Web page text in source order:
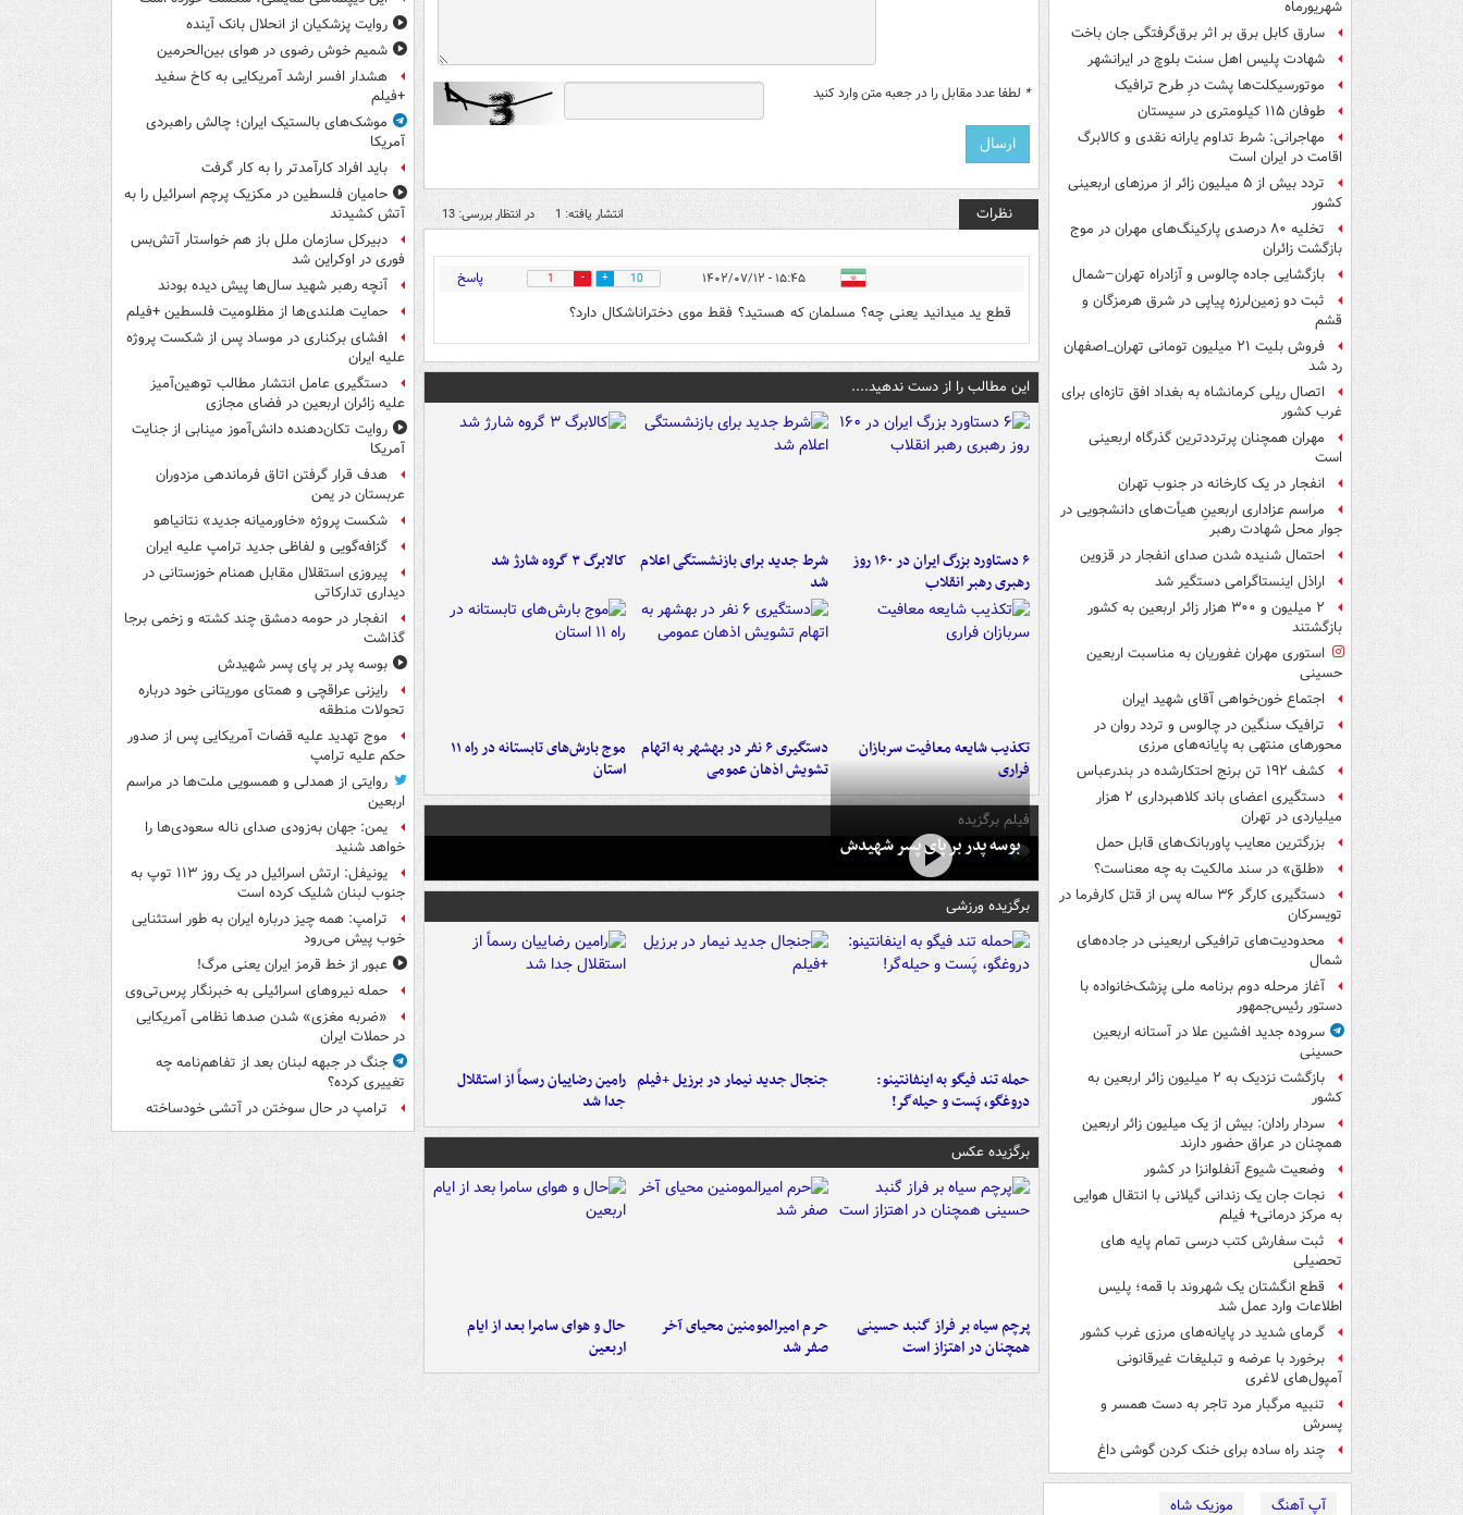
شهریورماه
سارق کابل برق بر اثر برق‌گرفتگی جان باخت
شهادت پلیس اهل سنت بلوچ در ایرانشهر
موتورسیکلت‌ها پشت درِ طرح ترافیک
طوفان ۱۱۵ کیلومتری در سیستان
مهاجرانی: شرط تداوم یارانه نقدی و کالابرگ
اقامت در ایران است
تردد بیش از ۵ میلیون زائر از مرزهای اربعینی
کشور
تخلیه ۸۰ درصدی پارکینگ‌های مهران در موج
بازگشت زائران
بازگشایی جاده چالوس و آزادراه تهران–شمال
ثبت دو زمین‌لرزه پیاپی در شرق هرمزگان و
قشم
فروش بلیت ۲۱ میلیون تومانی تهران_اصفهان
رد شد
اتصال ریلی کرمانشاه به بغداد افق تازه‌ای برای
غرب کشور
مهران همچنان پرترددترین گذرگاه اربعینی
است
انفجار در یک کارخانه در جنوب تهران
مراسم عزاداری اربعینِ هیأت‌های دانشجویی در
جوار محل شهادت رهبر
احتمال شنیده شدن صدای انفجار در قزوین
اراذل اینستاگرامی دستگیر شد
۲ میلیون و ۳۰۰ هزار زائر اربعین به کشور
بازگشتند
استوری مهران غفوریان به مناسبت اربعین
حسینی
اجتماع خون‌خواهی آقای شهید ایران
ترافیک سنگین در چالوس و تردد روان در
محورهای منتهی به پایانه‌های مرزی
کشف ۱۹۲ تن برنج احتکارشده در بندرعباس
دستگیری اعضای باند کلاهبرداری ۲ هزار
میلیاردی در تهران
بزرگترین معایب پاوربانک‌های قابل حمل
«طلق» در سند مالکیت به چه معناست؟
دستگیری کارگر ۳۶ ساله پس از قتل کارفرما در
تویسرکان
محدودیت‌های ترافیکی اربعینی در جاده‌های
شمال‌
آغاز مرحله دوم برنامه ملی پزشک‌خانواده با
دستور رئیس‌جمهور
سروده جدید افشین علا در آستانه اربعین
حسینی
بازگشت نزدیک به ۲ میلیون زائر اربعین به
کشور
سردار رادان: بیش از یک میلیون زائر اربعین
همچنان در عراق حضور دارند
وضعیت شیوع آنفلوانزا در کشور
نجات جان یک زندانی گیلانی با انتقال هوایی
به مرکز درمانی+ فیلم
ثبت سفارش کتب درسی تمام پایه های
تحصیلی
قطع انگشتان یک شهروند با قمه؛ پلیس
اطلاعات وارد عمل شد
گرمای شدید در پایانه‌های مرزی غرب کشور
برخورد با عرضه و تبلیغات غیرقانونی
آمپول‌های لاغری
تنبیه مرگبار مرد تاجر به دست همسر و
پسرش
چند راه‌ ساده برای خنک کردن گوشی داغ
آپ آهنگ موزیک شاه
* لطفا عدد مقابل را در جعبه متن وارد کنید
نظرات انتشار یافته: 1 در انتظار بررسی: 13
۱۵:۴۵ - ۱۴۰۲/۰۷/۱۲ 10
1 پاسخ
قطع ید میدانید یعنی چه؟ مسلمان که هستید؟ فقط موی دختراناشکال دارد؟
این مطالب را از دست ندهید....
۶ دستاورد بزرگ ایران در ۱۶۰ روز
رهبری رهبر انقلاب
شرط جدید برای بازنشستگی اعلام
شد
کالابرگ ۳ گروه شارژ شد
تکذیب شایعه معافیت سربازان
فراری
دستگیری ۶ نفر در بهشهر به اتهام
تشویش اذهان عمومی
موج بارش‌های تابستانه در راه ۱۱
استان
فیلم برگزیده
بوسه‌ پدر بر پای پسر شهیدش
برگزیده ورزشی
حمله تند فیگو به اینفانتینو:
دروغگو، پَست‌ و حیله‌گر!
جنجال جدید نیمار در برزیل +فیلم رامین رضاییان رسماً از استقلال
جدا شد
برگزیده عکس
پرچم سیاه بر فراز گنبد حسینی
همچنان در اهتزاز است
حرم امیرالمومنین محیای آخر
صفر شد
حال و هوای سامرا بعد از ایام
اربعین
روایت پزشکیان از انحلال بانک آینده
شمیم خوش رضوی در هوای بین‌الحرمین
هشدار افسر ارشد آمریکایی به کاخ سفید
+فیلم
موشک‌های بالستیک ایران؛ چالش راهبردی
آمریکا
باید افراد کارآمدتر را به کار گرفت
حامیان فلسطین در مکزیک پرچم اسرائیل را به
آتش کشیدند
دبیرکل سازمان ملل باز هم خواستار آتش‌بس
فوری در اوکراین شد
آنچه رهبر شهید سال‌ها پیش دیده بودند
حمایت هلندی‌ها از مظلومیت فلسطین +فیلم
افشای برکناری در موساد پس از شکست پروژه
علیه ایران
دستگیری عامل انتشار مطالب توهین‌آمیز
علیه زائران اربعین در فضای مجازی
روایت تکان‌دهنده دانش‌آموز مینابی از جنایت
آمریکا
هدف قرار گرفتن اتاق‌ فرماندهی مزدوران
عربستان در یمن
شکست پروژه «خاورمیانه جدید» نتانیاهو
گزافه‌گویی و لفاظی جدید ترامپ علیه ایران
پیروزی استقلال مقابل همنام خوزستانی در
دیداری تدارکاتی
انفجار در حومه دمشق چند کشته و زخمی برجا
گذاشت
بوسه‌ پدر بر پای پسر شهیدش
رایزنی عراقچی و همتای موریتانی خود درباره
تحولات منطقه
موج تهدید علیه قضات آمریکایی پس از صدور
حکم علیه ترامپ
روایتی از همدلی و همسویی ملت‌ها در مراسم
اربعین
یمن: جهان به‌زودی صدای ناله سعودی‌ها را
خواهد شنید
یونیفل: ارتش اسرائیل در یک روز ۱۱۳ توپ به
جنوب لبنان شلیک کرده است
ترامپ: همه چیز درباره ایران به طور استثنایی
خوب پیش می‌رود
عبور از خط قرمز ایران یعنی مرگ!
حمله نیروهای اسرائیلی به خبرنگار پرس‌تی‌وی
«ضربه مغزی» شدن صدها نظامی آمریکایی
در حملات ایران
جنگ در جبهه لبنان بعد از تفاهم‌نامه چه
تغییری کرده؟
ترامپ در حال سوختن در آتشی خودساخته